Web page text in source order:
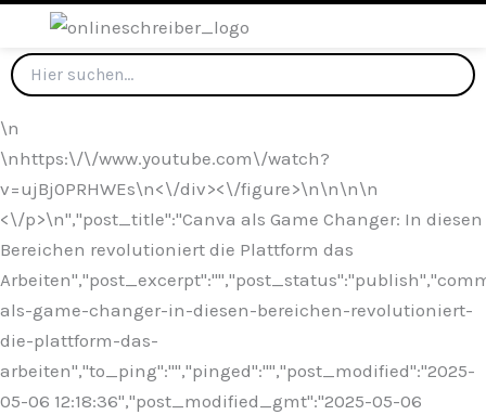
\n
\nhttps:\/\/www.youtube.com\/watch?
v=ujBj0PRHWEs\n<\/div><\/figure>\n\n\n\n
<\/p>\n","post_title":"Canva als Game Changer: In diesen
Bereichen revolutioniert die Plattform das
als-game-changer-in-diesen-bereichen-revolutioniert-
die-plattform-das-
arbeiten","to_ping":"","pinged":"","post_modified":"2025-
05-06 12:18:36","post_modified_gmt":"2025-05-06